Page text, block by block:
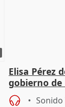
Elisa Pérez
gobierno de
de Málaga,
Sonido